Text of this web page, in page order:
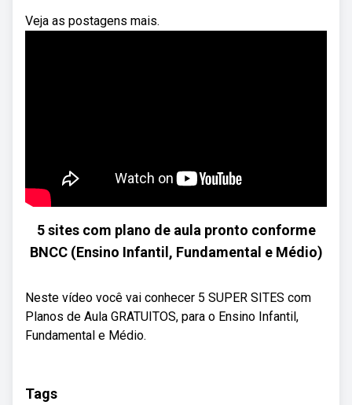
Veja as postagens mais.
5 sites com plano de aula pronto conforme
BNCC (Ensino Infantil, Fundamental e Médio)
Neste vídeo você vai conhecer 5 SUPER SITES com
Planos de Aula GRATUITOS, para o Ensino Infantil,
Fundamental e Médio.
Tags